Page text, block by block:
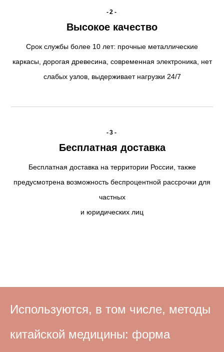
-2-
Высокое качество
Срок службы более 10 лет: прочные металлические
каркасы, дорогая древесина, современная электроника, нет
слабых узлов, выдерживает нагрузки 24/7
-3-
Бесплатная доставка
Бесплатная доставка на территории России, также
предусмотрена возможность беспроцентной рассрочки для
частных
и юридических лиц
Используются, в том числе, методы
китайской медицины: форма